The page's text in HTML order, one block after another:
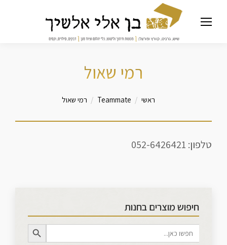
רמי שאול
ראשי Teammate רמי שאול
טלפון: 052-6426421
חיפוש מוצרים בחנות
Search
for:
Search Button